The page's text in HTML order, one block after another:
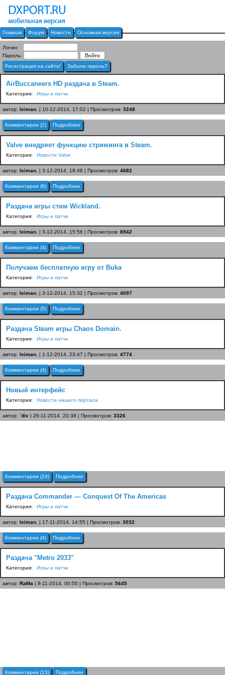
Главная Форум Новости Основная версия
Логин:
Пароль:
Регистрация на сайте!
Забыли пароль?
AirBuccaneers HD раздача в Steam.
Категория: Игры и патчи
автор: leiman. | 10-12-2014, 17:02 | Просмотров: 3248
Комментарии (2) Подробнее
Valve внедряет функцию стриминга в Steam.
Категория: Новости Valve
автор: leiman. | 3-12-2014, 18:46 | Просмотров: 4682
Комментарии (6) Подробнее
Раздача игры стим Wickland.
Категория: Игры и патчи
автор: leiman. | 3-12-2014, 15:56 | Просмотров: 8942
Комментарии (4) Подробнее
Получаем бесплатную игру от Buka
Категория: Игры и патчи
автор: leiman. | 3-12-2014, 15:32 | Просмотров: 4097
Комментарии (5) Подробнее
Раздача Steam игры Chaos Domain.
Категория: Игры и патчи
автор: leiman. | 1-12-2014, 23:47 | Просмотров: 4774
Комментарии (4) Подробнее
Новый интерфейс
Категория: Новости нашего портала
автор: `div | 26-11-2014, 20:38 | Просмотров: 3326
Комментарии (24) Подробнее
Раздача Commander — Conquest Of The Americas
Категория: Игры и патчи
автор: leiman. | 17-11-2014, 14:55 | Просмотров: 3032
Комментарии (4) Подробнее
Раздача "Metro 2033"
Категория: Игры и патчи
автор: RaMa | 8-11-2014, 00:50 | Просмотров: 5645
Комментарии (13) Подробнее